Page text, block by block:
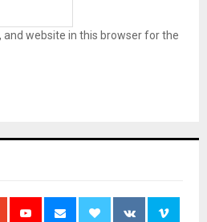
and website in this browser for the